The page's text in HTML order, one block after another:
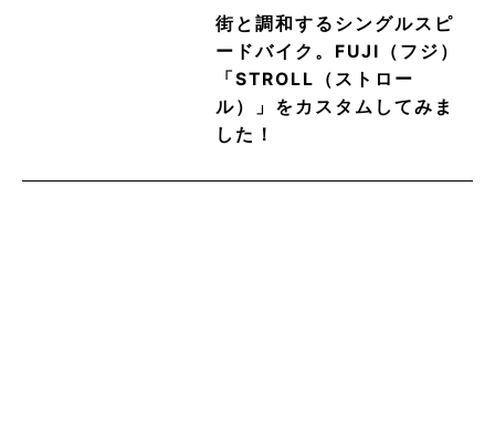
街と調和するシングルスピ
ードバイク。FUJI（フジ）
「STROLL（ストロー
ル）」をカスタムしてみま
した！